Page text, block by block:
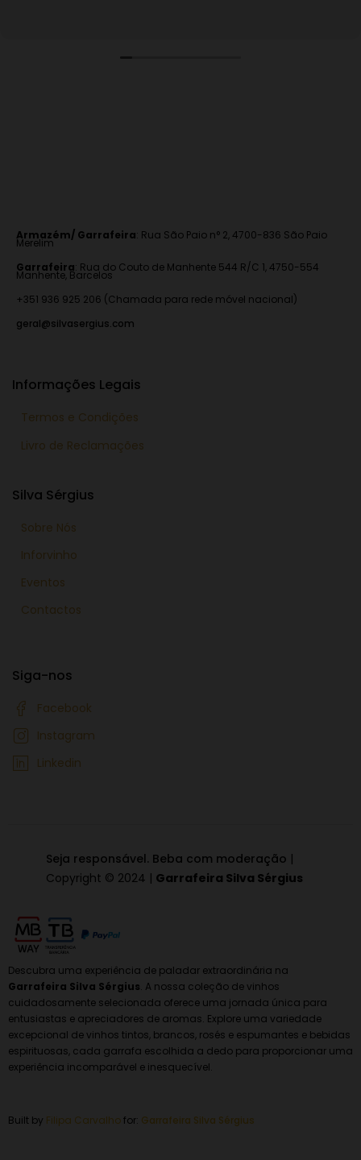
Armazém/ Garrafeira: Rua São Paio n° 2, 4700-836 São Paio
Merelim
Garrafeira: Rua do Couto de Manhente 544 R/C 1, 4750-554
Manhente, Barcelos
+351 936 925 206 (Chamada para rede móvel nacional)
geral@silvasergius.com
Informações Legais
Termos e Condições
Livro de Reclamações
Silva Sérgius
Sobre Nós
Inforvinho
Eventos
Contactos
Siga-nos
Facebook
Instagram
Linkedin
Seja responsável. Beba com moderação |
Copyright © 2024 | Garrafeira Silva Sérgius
Descubra uma experiência de paladar extraordinária na
Garrafeira Silva Sérgius. A nossa coleção de vinhos
cuidadosamente selecionada oferece uma jornada única para
entusiastas e apreciadores de aromas. Explore uma variedade
excepcional de vinhos tintos, brancos, rosés e espumantes e bebidas
espirituosas, cada garrafa escolhida a dedo para proporcionar uma
experiência incomparável e inesquecível.
Built by Filipa Carvalhofor: Garrafeira Silva Sérgius